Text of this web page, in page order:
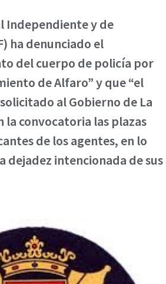
Independiente y de
ha denunciado el
del cuerpo de policía por
de Alfaro” y que “el
al Gobierno de La
la convocatoria las plazas
de los agentes, en lo
dejadez intencionada de sus